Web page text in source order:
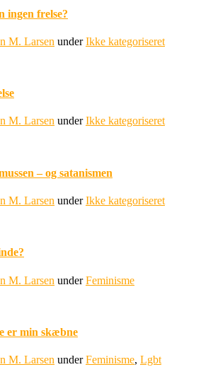
ingen frelse?
M. Larsen underIkke kategoriseret
M. Larsen underIkke kategoriseret
– og satanismen
M. Larsen underIkke kategoriseret
M. Larsen underFeminisme
er min skæbne
M. Larsen underFeminisme, Lgbt